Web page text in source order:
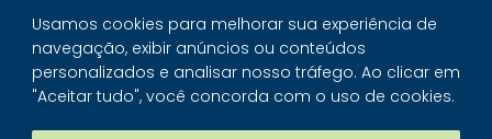
Usamos cookies para melhorar sua experiência de
navegação, exibir anúncios ou conteúdos
personalizados e analisar nosso tráfego. Ao clicar em
"Aceitar tudo", você concorda com o uso de cookies.
PORTAL DO ASSOCIADO
SISTEMA IBRAM
PORTAL DOS MINERAIS